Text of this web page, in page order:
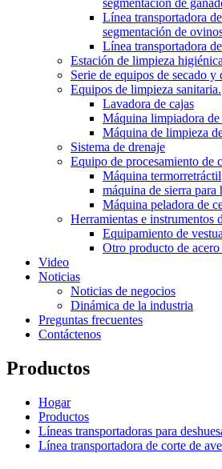
segmentación de
Línea transportadora
segmentación de
Línea transportadora
Estación de limpieza
Serie de equipos de secado y
Equipos de limpieza sanitaria.
Lavadora de cajas
Máquina limpiadora de
Máquina de limpieza
Sistema de drenaje
Equipo de procesamiento de
Máquina termorretráctil
máquina de sierra para
Máquina peladora de
Herramientas e instrumentos
Equipamiento de
Otro producto de
Video
Noticias
Noticias de negocios
Dinámica de la industria
Preguntas frecuentes
Contáctenos
Productos
Hogar
Productos
Líneas transportadoras para
Línea transportadora de corte de